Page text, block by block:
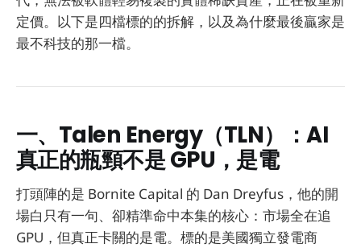
定價。以下是四檔標的的拆解，以及為什麼最後贏家是
最不科技的那一檔。
一、Talen Energy（TLN）：AI
真正的瓶頸不是 GPU，是電
打頭陣的是 Bornite Capital 的 Dan Dreyfus，他的開
場白只有一句、卻精準命中本集的核心：市場全在追
GPU，但真正卡關的是電。標的是美國獨立發電商